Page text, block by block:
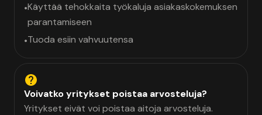
•Käyttää tehokkaita työkaluja asiakaskokemuksen
parantamiseen
•Tuoda esiin vahvuutensa
Voivatko yritykset poistaa arvosteluja?
Yritykset eivät voi poistaa aitoja arvosteluja.